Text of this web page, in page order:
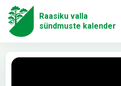
Raasiku valla
sündmuste kalender